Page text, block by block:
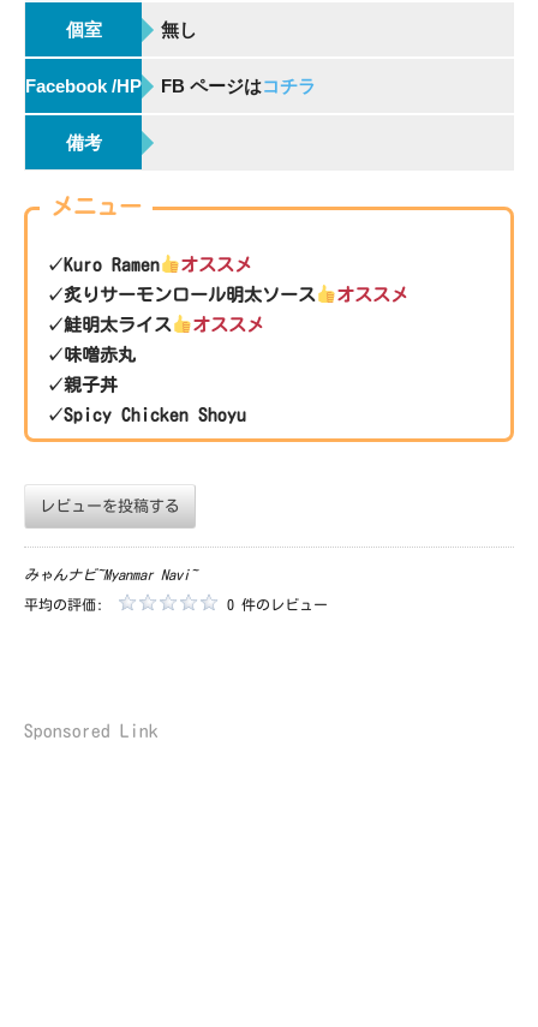
個室 無し
Facebook /HPFB ページはコチラ
備考
メニュー
✓Kuro Ramen
オススメ
✓炙りサーモンロール明太ソース
オススメ
✓鮭明太ライス
オススメ
✓味噌赤丸
✓親子丼
✓Spicy Chicken Shoyu
レビューを投稿する
みゃんナビ~Myanmar Navi~
平均の評価: 0 件のレビュー
Sponsored Link